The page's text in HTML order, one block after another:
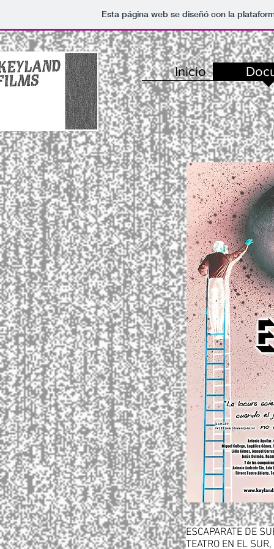
Esta página web se diseñó con la
Inicio
ESCAPARATE DE
TEATRO EN EL